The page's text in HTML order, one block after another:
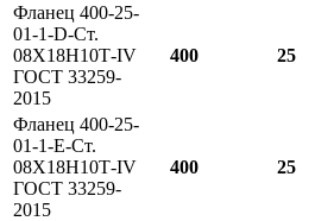
Фланец 400-25-
01-1-D-Ст.
08Х18Н10Т-IV
ГОСТ 33259-
2015
400 25
Фланец 400-25-
01-1-E-Ст.
08Х18Н10Т-IV
ГОСТ 33259-
2015
400 25